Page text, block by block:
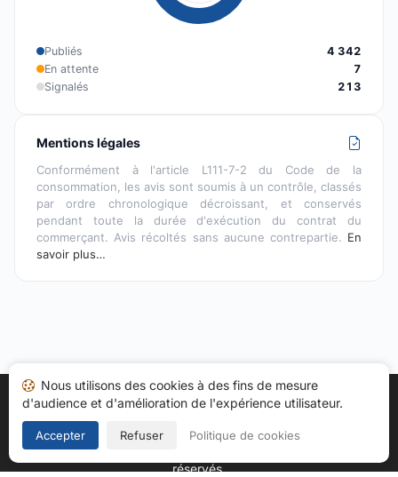
Publiés
4 342
En attente
7
Signalés
213
Mentions légales
Conformément à l'article L111-7-2 du Code de la
consommation, les avis sont soumis à un contrôle, classés
par ordre chronologique décroissant, et conservés
pendant toute la durée d'exécution du contrat du
commerçant. Avis récoltés sans aucune contrepartie. En
savoir plus…
Accueil Mes avis Catégories CGU
Cookies
Politique de confidentialité
Copyright © 2026
réservés.
Nous utilisons des cookies à des fins de mesure
d'audience et d'amélioration de l'expérience utilisateur.
Accepter Refuser Politique de cookies